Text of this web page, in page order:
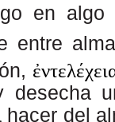
en
entre
desecha
del